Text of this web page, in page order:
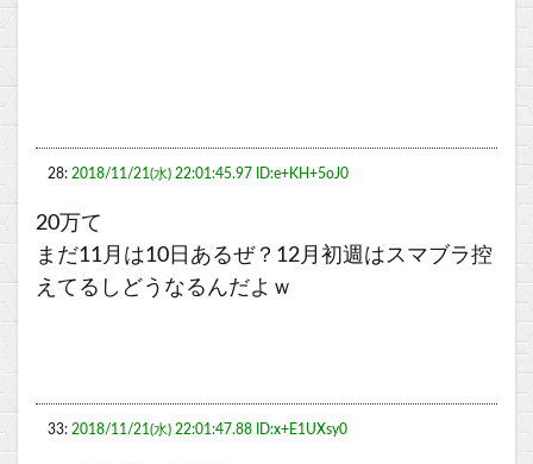
28: 2018/11/21(水) 22:01:45.97 ID:e+KH+5oJ0
20万て
まだ11月は10日あるぜ？12月初週はスマブラ控
えてるしどうなるんだよｗ
33: 2018/11/21(水) 22:01:47.88 ID:x+E1UXsy0